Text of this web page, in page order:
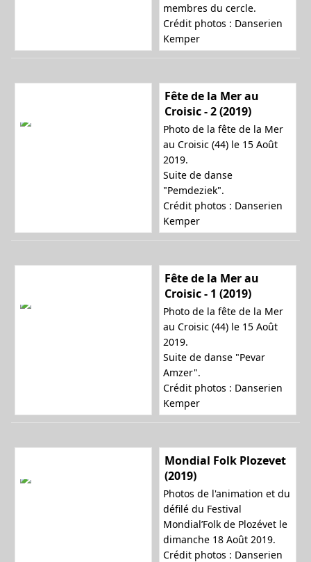
membres du cercle.
Crédit photos : Danserien
Kemper
Fête de la Mer au
Croisic - 2 (2019)
Photo de la fête de la Mer
au Croisic (44) le 15 Août
2019.
Suite de danse
"Pemdeziek".
Crédit photos : Danserien
Kemper
Fête de la Mer au
Croisic - 1 (2019)
Photo de la fête de la Mer
au Croisic (44) le 15 Août
2019.
Suite de danse "Pevar
Amzer".
Crédit photos : Danserien
Kemper
Mondial Folk Plozevet
(2019)
Photos de l'animation et du
défilé du Festival
Mondial’Folk de Plozévet le
dimanche 18 Août 2019.
Crédit photos : Danserien